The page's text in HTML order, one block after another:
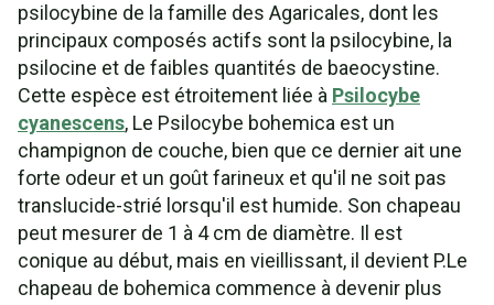
psilocybine de la famille des Agaricales, dont les
principaux composés actifs sont la psilocybine, la
psilocine et de faibles quantités de baeocystine.
Cette espèce est étroitement liée à Psilocybe
cyanescens, Le Psilocybe bohemica est un
champignon de couche, bien que ce dernier ait une
forte odeur et un goût farineux et qu'il ne soit pas
translucide-strié lorsqu'il est humide. Son chapeau
peut mesurer de 1 à 4 cm de diamètre. Il est
conique au début, mais en vieillissant, il devient P.Le
chapeau de bohemica commence à devenir plus